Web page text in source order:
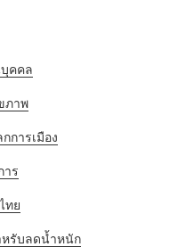
คคล
ภาพ
การเมือง
าร
ทย
รับลดน้ำหนัก